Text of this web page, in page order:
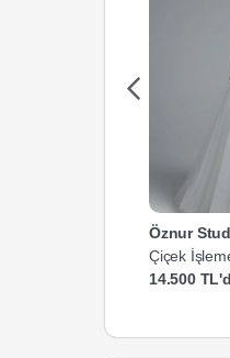
Öznur
Çiçek
Gelinlik
14.500